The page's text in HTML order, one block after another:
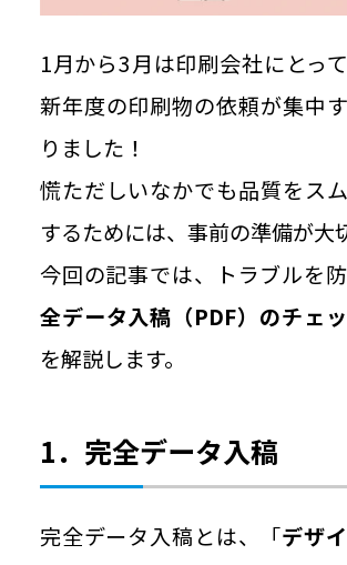
ご利用規約
1月から3月は印刷会社にとっ
新年度の印刷物の依頼が集中
りました！
慌ただしいなかでも品質をス
するためには、事前の準備が大
今回の記事では、トラブルを
全データ入稿（PDF）のチェ
を解説します。
1．完全データ入稿
完全データ入稿とは、「デザ